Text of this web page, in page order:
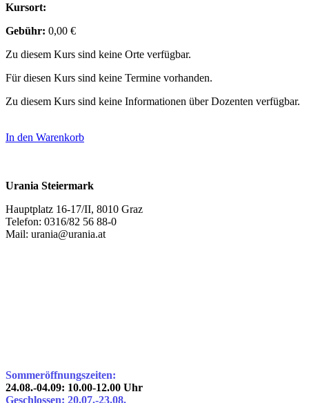
Kursort:
Gebühr: 0,00 €
Zu diesem Kurs sind keine Orte verfügbar.
Für diesen Kurs sind keine Termine vorhanden.
Zu diesem Kurs sind keine Informationen über Dozenten verfügbar.
In den Warenkorb
Urania Steiermark
Hauptplatz 16-17/II, 8010 Graz
Telefon: 0316/82 56 88-0
Mail: urania@urania.at
Sommeröffnungszeiten:
24.08.-04.09: 10.00-12.00 Uhr
Geschlossen: 20.07.-23.08.